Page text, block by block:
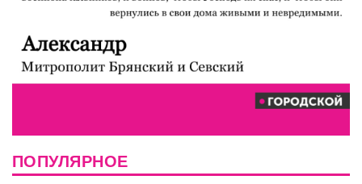
ПОПУЛЯРНОЕ